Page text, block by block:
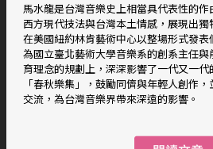
馬水龍是台灣音樂史上相當具代表性的
西方現代技法與台灣本土情感，展現出
在美國紐約林肯藝術中心以整場形式發
為國立臺北藝術大學音樂系的創系主任
育理念的規劃上，深深影響了一代又一
「春秋樂集」，鼓勵同儕與年輕人創作
交流，為台灣音樂界帶來深遠的影響。